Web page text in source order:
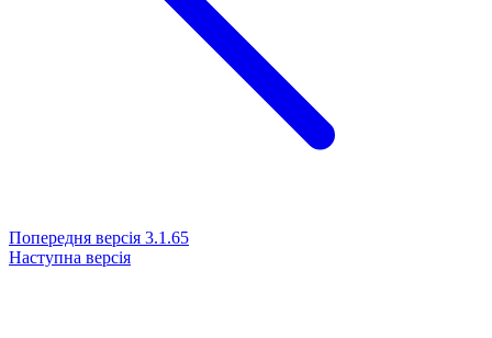
Попередня версія 3.1.65
Наступна версія